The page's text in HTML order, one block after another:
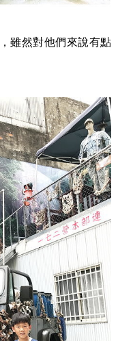
雖然對他們來說有點